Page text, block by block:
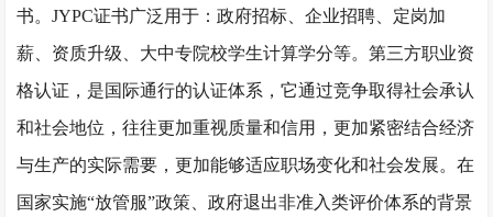
书。JYPC证书广泛用于：政府招标、企业招聘、定岗加
薪、资质升级、大中专院校学生计算学分等。第三方职业资
格认证，是国际通行的认证体系，它通过竞争取得社会承认
和社会地位，往往更加重视质量和信用，更加紧密结合经济
与生产的实际需要，更加能够适应职场变化和社会发展。在
国家实施“放管服”政策、政府退出非准入类评价体系的背景